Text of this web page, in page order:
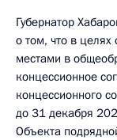
Губернатор
о том, что в целях
местами в
концессионное
концессионного
до 31 декабря
Объекта